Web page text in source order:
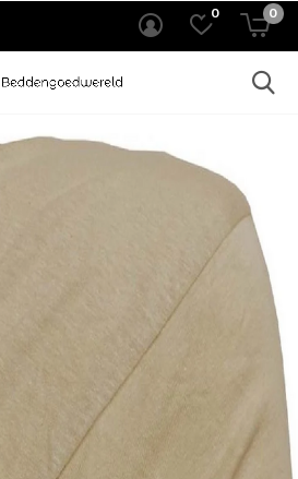
0 0